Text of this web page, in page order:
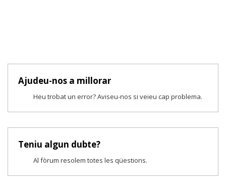
Ajudeu-nos a millorar
Heu trobat un error? Aviseu-nos si veieu cap problema.
Teniu algun dubte?
Al fòrum resolem totes les qüestions.